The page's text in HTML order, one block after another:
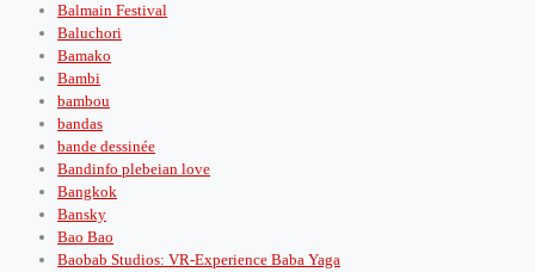
Balmain Festival
Baluchori
Bamako
Bambi
bambou
bandas
bande dessinée
Bandinfo plebeian love
Bangkok
Bansky
Bao Bao
Baobab Studios: VR-Experience Baba Yaga